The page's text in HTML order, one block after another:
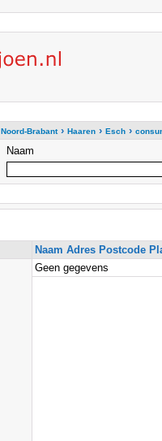
Noord-Brabant› Haaren› Esch›
Naam
Naam Adres Postcode
Geen gegevens